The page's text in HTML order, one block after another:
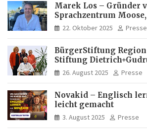
Marek Los – Gründer
Sprachzentrum
Italia und Apartamento
Internationaler
22. Oktober 2025 Presse
BürgerStiftung
Stiftung
Deutschkenntnisse von
26. August 2025 Presse
Novakid – Englisch
leicht gemacht
3. August 2025 Presse